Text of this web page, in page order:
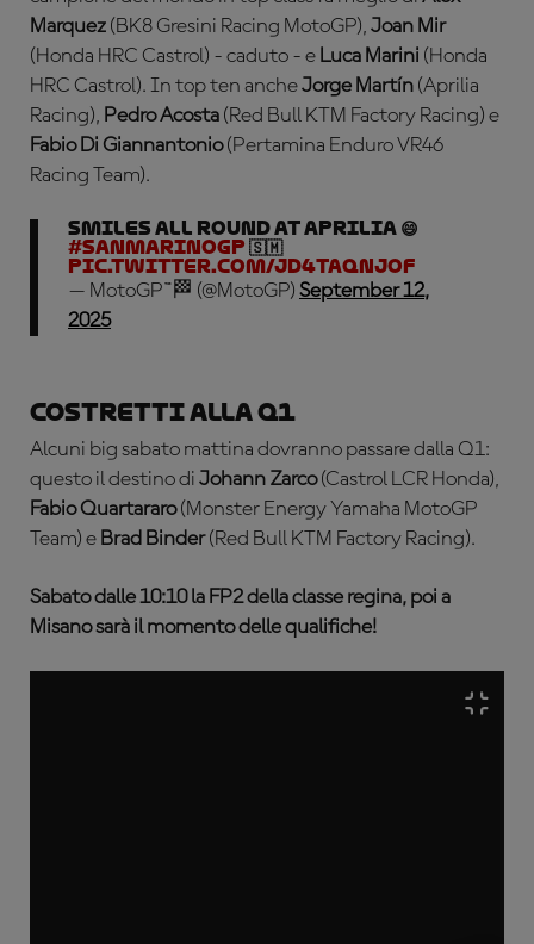
Marquez (BK8 Gresini Racing MotoGP), Joan Mir
(Honda HRC Castrol) - caduto - e Luca Marini (Honda
HRC Castrol). In top ten ancheJorge Martín (Aprilia
Racing), Pedro Acosta (Red Bull KTM Factory Racing) e
Fabio Di Giannantonio(Pertamina Enduro VR46
Racing Team).
Smiles all round at Aprilia 😄
#SanMarinoGP 🇸🇲
pic.twitter.com/jd4tAqnJof
— MotoGP™🏁 (@MotoGP) September 12,
2025
Costretti alla Q1
Alcuni big sabato mattina dovranno passare dalla Q1:
questo il destino di Johann Zarco(Castrol LCR Honda),
Fabio Quartararo(Monster Energy Yamaha MotoGP
Team) e Brad Binder(Red Bull KTM Factory Racing).
Sabato dalle 10:10 la FP2 della classe regina, poi a
Misano sarà il momento delle qualifiche!